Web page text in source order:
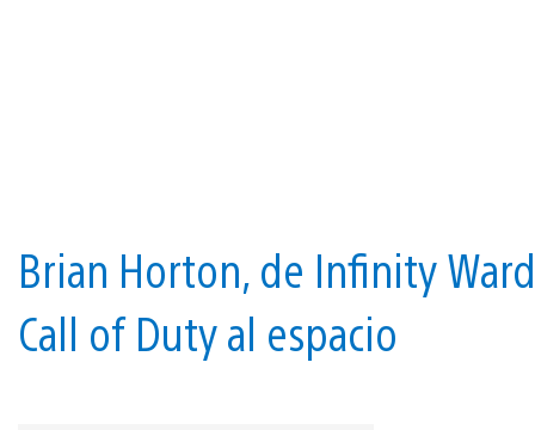
Brian Horton, de Infinity
Call of Duty al espacio